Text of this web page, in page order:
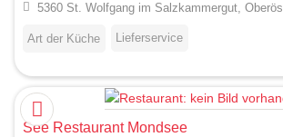
5360 St. Wolfgang im Salzkammergut,
Art der Küche Lieferservice
See Restaurant Mondsee